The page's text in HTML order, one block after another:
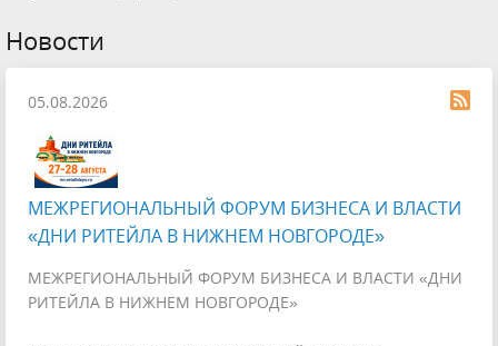
Новости
05.08.2026
МЕЖРЕГИОНАЛЬНЫЙ ФОРУМ БИЗНЕСА И ВЛАСТИ
«ДНИ РИТЕЙЛА В НИЖНЕМ НОВГОРОДЕ»
МЕЖРЕГИОНАЛЬНЫЙ ФОРУМ БИЗНЕСА И ВЛАСТИ «ДНИ
РИТЕЙЛА В НИЖНЕМ НОВГОРОДЕ»